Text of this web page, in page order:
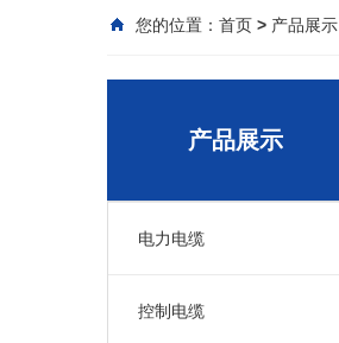
您的位置： 首页 > 产品展示
产品展示
电力电缆
控制电缆